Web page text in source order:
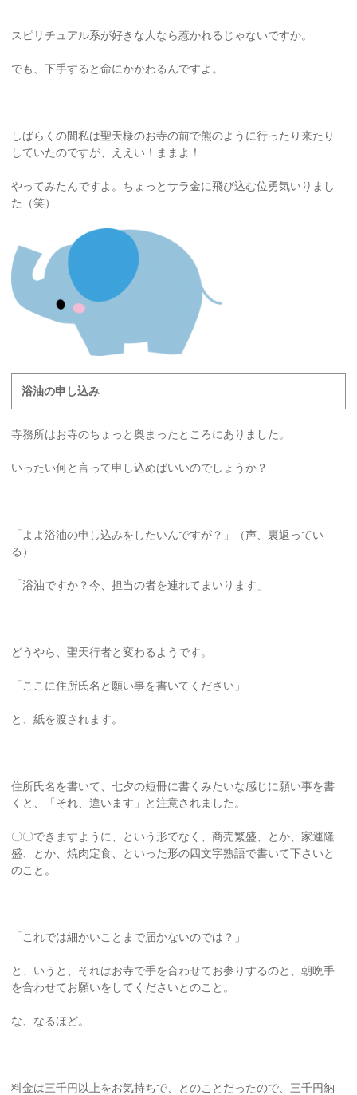
スピリチュアル系が好きな人なら惹かれるじゃないですか。
でも、下手すると命にかかわるんですよ。
しばらくの間私は聖天様のお寺の前で熊のように行ったり来たり
していたのですが、ええい！ままよ！
やってみたんですよ。ちょっとサラ金に飛び込む位勇気いりまし
た（笑）
浴油の申し込み
寺務所はお寺のちょっと奥まったところにありました。
いったい何と言って申し込めばいいのでしょうか？
「よよ浴油の申し込みをしたいんですが？」（声、裏返ってい
る）
「浴油ですか？今、担当の者を連れてまいります」
どうやら、聖天行者と変わるようです。
「ここに住所氏名と願い事を書いてください」
と、紙を渡されます。
住所氏名を書いて、七夕の短冊に書くみたいな感じに願い事を書
くと、「それ、違います」と注意されました。
〇〇できますように、という形でなく、商売繁盛、とか、家運隆
盛、とか、焼肉定食、といった形の四文字熟語で書いて下さいと
のこと。
「これでは細かいことまで届かないのでは？」
と、いうと、それはお寺で手を合わせてお参りするのと、朝晩手
を合わせてお願いをしてくださいとのこと。
な、なるほど。
料金は三千円以上をお気持ちで、とのことだったので、三千円納